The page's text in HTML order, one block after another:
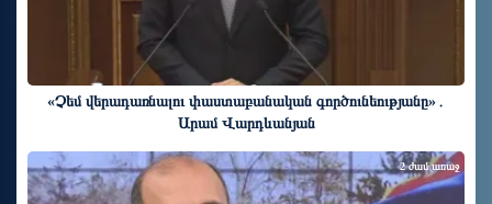
«Չեմ վերադառնալու փաստաբանական գործունեությանը»․
Արամ Վարդևանյան
2 ժամ առաջ